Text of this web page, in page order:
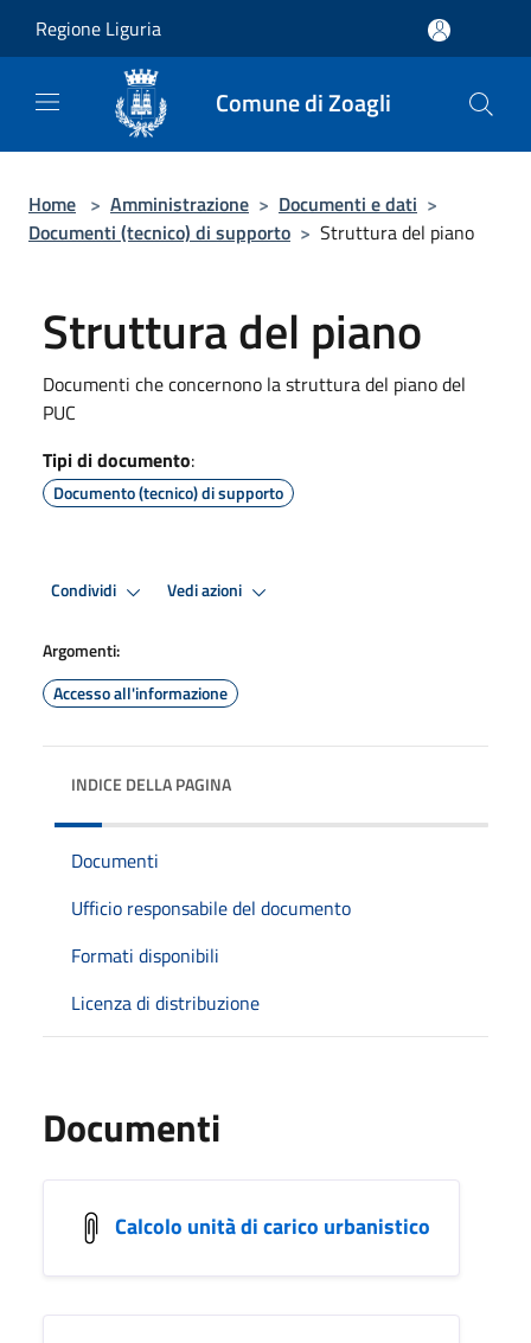
Regione Liguria
Comune di Zoagli
Home > Amministrazione > Documenti e dati >
Documenti (tecnico) di supporto > Struttura del piano
Struttura del piano
Documenti che concernono la struttura del piano del
PUC
Tipi di documento:
Documento (tecnico) di supporto
Condividi Vedi azioni
Argomenti:
Accesso all'informazione
INDICE DELLA PAGINA
Documenti
Ufficio responsabile del documento
Formati disponibili
Licenza di distribuzione
Documenti
Calcolo unità di carico urbanistico